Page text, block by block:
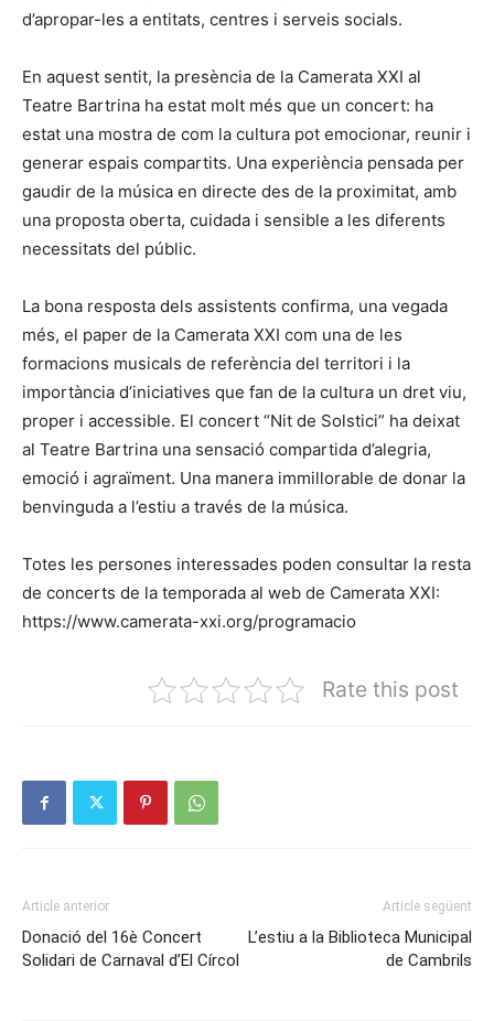
d’apropar-les a entitats, centres i serveis socials.
En aquest sentit, la presència de la Camerata XXI al
Teatre Bartrina ha estat molt més que un concert: ha
estat una mostra de com la cultura pot emocionar, reunir i
generar espais compartits. Una experiència pensada per
gaudir de la música en directe des de la proximitat, amb
una proposta oberta, cuidada i sensible a les diferents
necessitats del públic.
La bona resposta dels assistents confirma, una vegada
més, el paper de la Camerata XXI com una de les
formacions musicals de referència del territori i la
importància d’iniciatives que fan de la cultura un dret viu,
proper i accessible. El concert “Nit de Solstici” ha deixat
al Teatre Bartrina una sensació compartida d’alegria,
emoció i agraïment. Una manera immillorable de donar la
benvinguda a l’estiu a través de la música.
Totes les persones interessades poden consultar la resta
de concerts de la temporada al web de Camerata XXI:
https://www.camerata-xxi.org/programacio
Rate this post
Article anterior
Donació del 16è Concert
Solidari de Carnaval d’El Círcol
Article següent
L’estiu a la Biblioteca Municipal
de Cambrils